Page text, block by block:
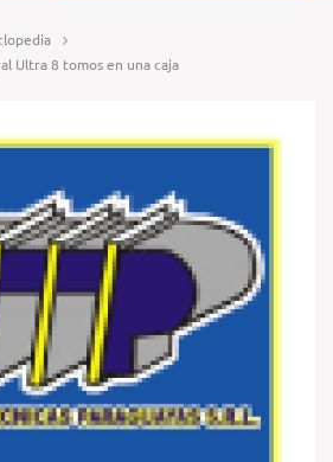
Ultra 8 tomos en una caja